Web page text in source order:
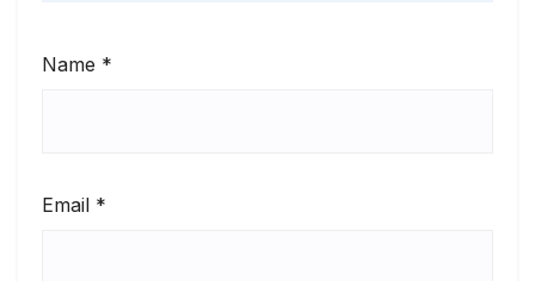
Name *
Email *